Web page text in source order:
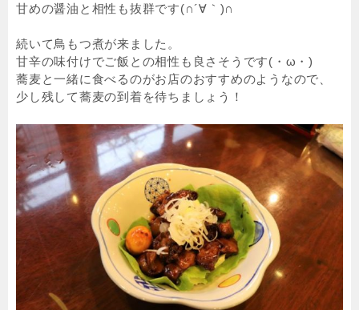
甘めの醤油と相性も抜群です(∩´∀｀)∩
続いて鳥もつ煮が来ました。
甘辛の味付けでご飯との相性も良さそうです(・ω・)
蕎麦と一緒に食べるのがお店のおすすめのようなので、
少し残して蕎麦の到着を待ちましょう！